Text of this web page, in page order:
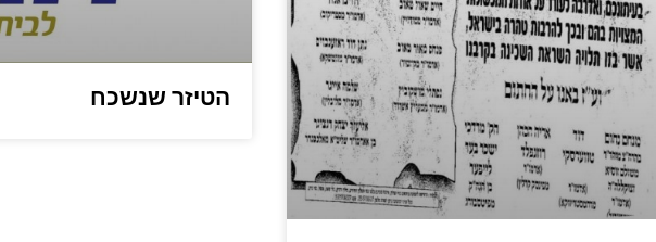
הטיזר שנשכח